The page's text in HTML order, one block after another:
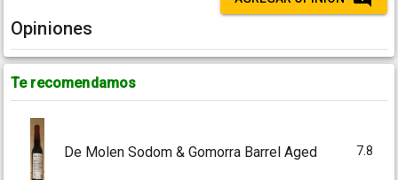
Opiniones
Te recomendamos
De Molen Sodom & Gomorra Barrel Aged 7.8